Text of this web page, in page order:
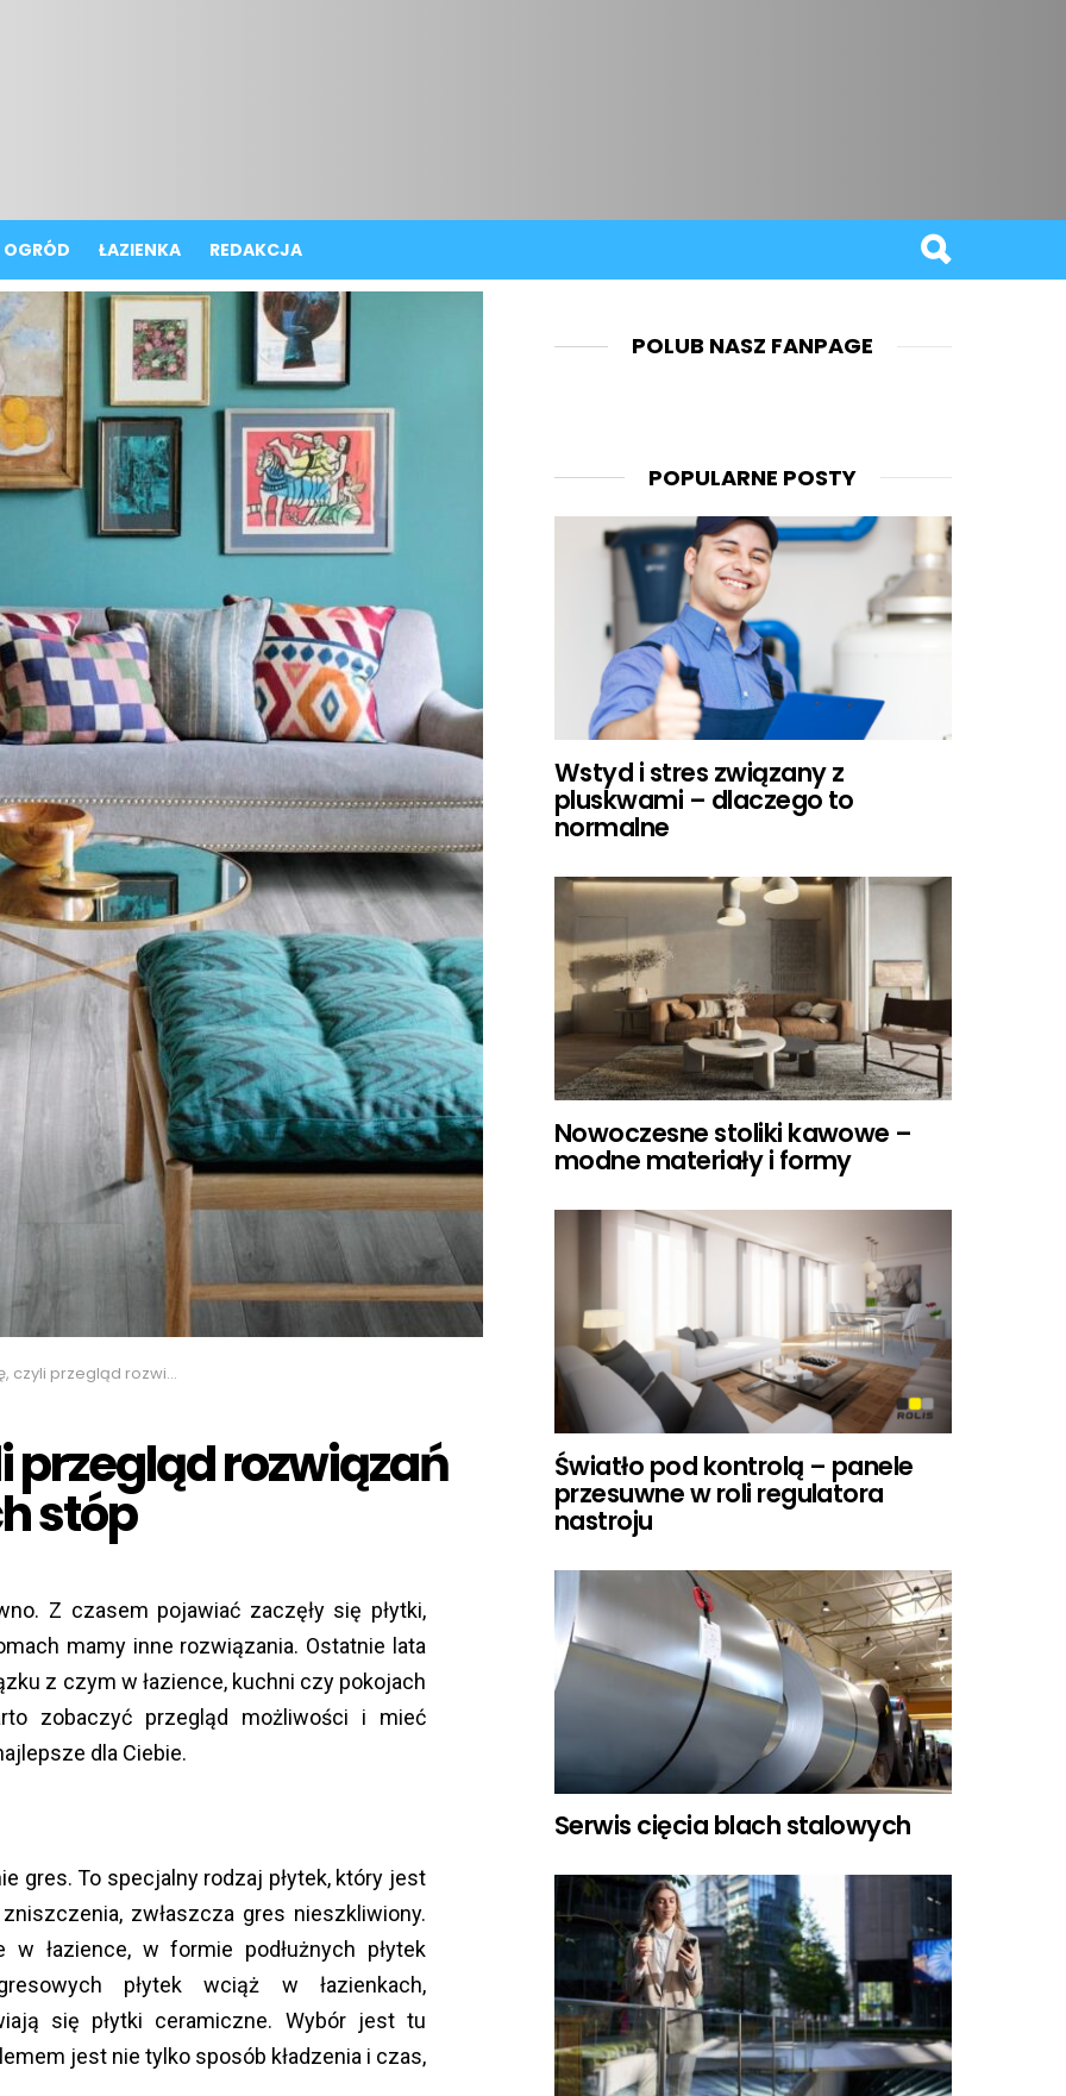
OGRÓD ŁAZIENKA REDAKCJA
rozwiązań dla komfortu Twoich stóp
przegląd rozwiązań
stóp
Z czasem pojawiać zaczęły się płytki,
mamy inne rozwiązania. Ostatnie lata
z czym w łazience, kuchni czy pokojach
zobaczyć przegląd możliwości i mieć
dla Ciebie.
gres. To specjalny rodzaj płytek, który jest
zwłaszcza gres nieszkliwiony.
w łazience, w formie podłużnych płytek
płytek wciąż w łazienkach,
się płytki ceramiczne. Wybór jest tu
jest nie tylko sposób kładzenia i czas,
POLUB NASZ FANPAGE
POPULARNE POSTY
Wstyd i stres związany z
pluskwami – dlaczego to
normalne
Nowoczesne stoliki kawowe –
modne materiały i formy
Światło pod kontrolą – panele
przesuwne w roli regulatora
nastroju
Serwis cięcia blach stalowych